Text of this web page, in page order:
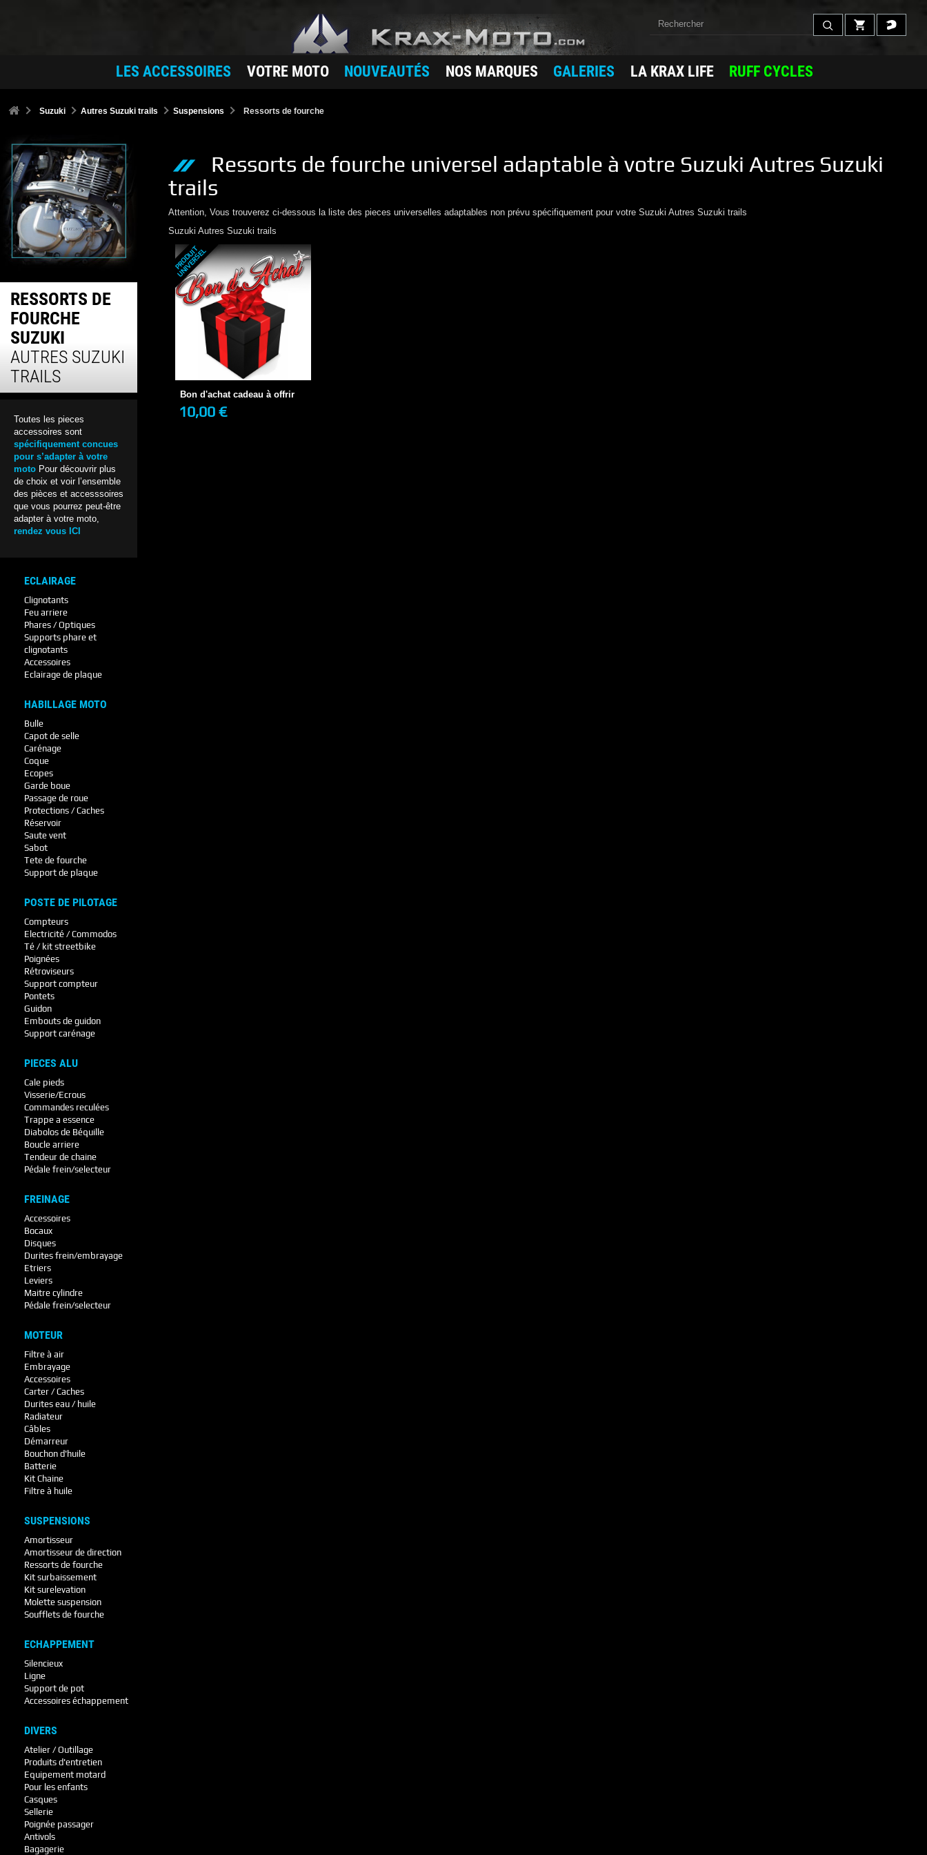
LES ACCESSOIRES VOTRE MOTO NOUVEAUTÉS NOS MARQUES GALERIES LA KRAX LIFE RUFF CYCLES
Suzuki Autres Suzuki trails Suspensions Ressorts de fourche
RESSORTS DE
FOURCHE
SUZUKI
AUTRES SUZUKI
TRAILS
Toutes les pieces
accessoires sont
spécifiquement concues
pour s’adapter à votre
moto Pour découvrir plus
de choix et voir l’ensemble
des pièces et accesssoires
que vous pourrez peut-être
adapter à votre moto,
rendez vous ICI
ECLAIRAGE
Clignotants
Feu arriere
Phares / Optiques
Supports phare et
clignotants
Accessoires
Eclairage de plaque
HABILLAGE MOTO
Bulle
Capot de selle
Carénage
Coque
Ecopes
Garde boue
Passage de roue
Protections / Caches
Réservoir
Saute vent
Sabot
Tete de fourche
Support de plaque
POSTE DE PILOTAGE
Compteurs
Electricité / Commodos
Té / kit streetbike
Poignées
Rétroviseurs
Support compteur
Pontets
Guidon
Embouts de guidon
Support carénage
PIECES ALU
Cale pieds
Visserie/Ecrous
Commandes reculées
Trappe a essence
Diabolos de Béquille
Boucle arriere
Tendeur de chaine
Pédale frein/selecteur
FREINAGE
Accessoires
Bocaux
Disques
Durites frein/embrayage
Etriers
Leviers
Maitre cylindre
Pédale frein/selecteur
MOTEUR
Filtre à air
Embrayage
Accessoires
Carter / Caches
Durites eau / huile
Radiateur
Câbles
Démarreur
Bouchon d'huile
Batterie
Kit Chaine
Filtre à huile
SUSPENSIONS
Amortisseur
Amortisseur de direction
Ressorts de fourche
Kit surbaissement
Kit surelevation
Molette suspension
Soufflets de fourche
ECHAPPEMENT
Silencieux
Ligne
Support de pot
Accessoires échappement
DIVERS
Atelier / Outillage
Produits d'entretien
Equipement motard
Pour les enfants
Casques
Sellerie
Poignée passager
Antivols
Bagagerie
Ressorts de fourche universel adaptable à votre Suzuki Autres Suzuki
trails
Attention, Vous trouverez ci-dessous la liste des pieces universelles adaptables non prévu spécifiquement pour votre Suzuki Autres Suzuki trails
Suzuki Autres Suzuki trails
P
R
O
D
U
I
T
U
N
I
V
E
R
S
E
L
Bon d'achat cadeau à offrir
10,00 €
Bon d'achat cadeau à offrir
10,00 € EN STOCK